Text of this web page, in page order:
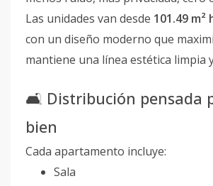
Las unidades van desde 101.49 m²
con un diseño moderno que
mantiene una línea estética limpia
🛋️ Distribución pensada
bien
Cada apartamento incluye:
Sala